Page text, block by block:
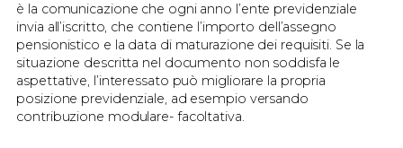
è la comunicazione che ogni anno l’ente previdenziale
invia all’iscritto, che contiene l’importo dell’assegno
pensionistico e la data di maturazione dei requisiti. Se la
situazione descritta nel documento non soddisfa le
aspettative, l’interessato può migliorare la propria
posizione previdenziale, ad esempio versando
contribuzione modulare- facoltativa.